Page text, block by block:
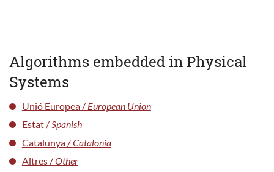
Algorithms embedded in Physical
Systems
Unió Europea / European Union
Estat / Spanish
Catalunya /Catalonia
Altres /Other